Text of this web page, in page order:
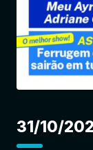
31/10/